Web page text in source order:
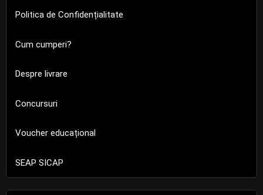
Politica de Confidențialitate
Cum cumperi?
Despre livrare
Concursuri
Voucher educațional
SEAP SICAP